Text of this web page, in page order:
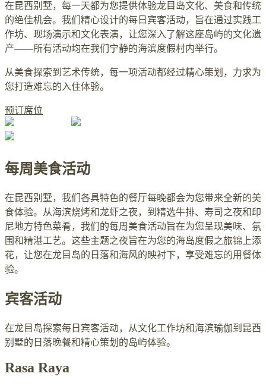
在昆西别墅，每一天都为您提供体验龙目岛文化、美食和传统
的绝佳机会。我们精心设计的每日宾客活动，旨在通过实践工
作坊、现场演示和文化表演，让您深入了解这座岛屿的文化遗
产——所有活动均在我们宁静的海滨度假村内举行。
从美食探索到艺术传统，每一项活动都经过精心策划，力求为
您打造难忘的入住体验。
预订席位
每周美食活动
在昆西别墅，我们各具特色的餐厅每晚都会为您带来全新的美
食体验。从海滨烧烤和龙虾之夜，到精选牛排、寿司之夜和印
尼地方特色菜肴，我们的每周美食活动旨在为您呈现美味、氛
围和精湛工艺。这些主题之夜旨在为您的海岛度假之旅锦上添
花，让您在龙目岛的日落和海风的映衬下，享受难忘的用餐体
验。
宾客活动
在龙目岛探索每日宾客活动，从文化工作坊和海滨瑜伽到昆西
别墅的日落晚餐和精心策划的岛屿体验。
Rasa Raya